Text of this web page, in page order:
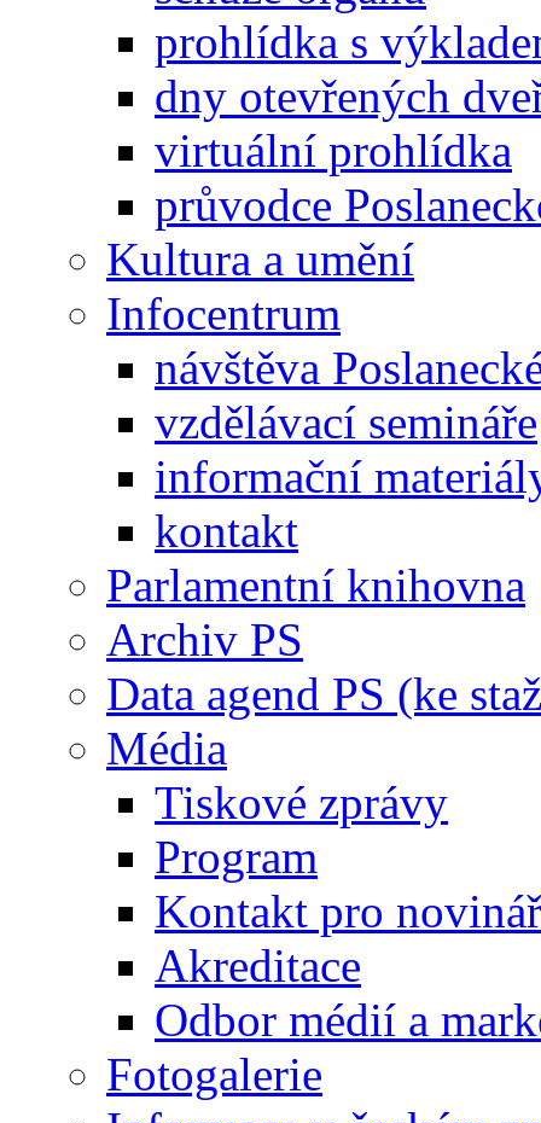
prohlídka s
dny otevřených
virtuální prohlídka
průvodce
Kultura a umění
Infocentrum
návštěva
vzdělávací semináře
informační
kontakt
Parlamentní knihovna
Archiv PS
Data agend PS (ke
Média
Tiskové zprávy
Program
Kontakt pro
Akreditace
Odbor médií a
Fotogalerie